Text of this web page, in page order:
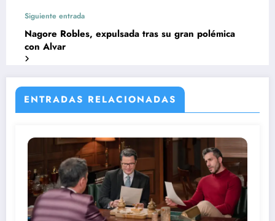
Siguiente entrada
Nagore Robles, expulsada tras su gran polémica
con Alvar
ENTRADAS RELACIONADAS